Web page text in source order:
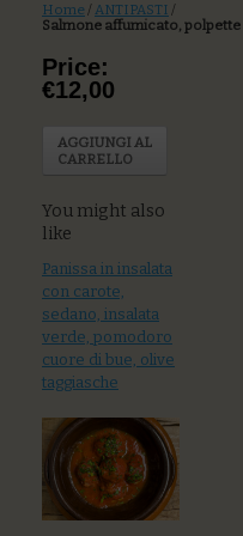
Home /ANTIPASTI /
Salmone affumicato,
Price:
€12,00
AGGIUNGI AL
CARRELLO
You might also
like
Panissa in insalata
con carote,
sedano, insalata
verde, pomodoro
cuore di bue, olive
taggiasche